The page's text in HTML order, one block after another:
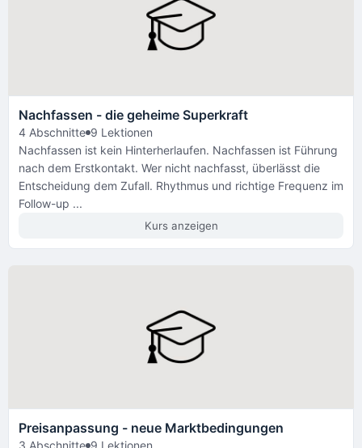
Nachfassen - die geheime Superkraft
4 Abschnitte 9 Lektionen
Nachfassen ist kein Hinterherlaufen. Nachfassen ist Führung
nach dem Erstkontakt. Wer nicht nachfasst, überlässt die
Entscheidung dem Zufall. Rhythmus und richtige Frequenz im
Follow-up ...
Kurs anzeigen
Preisanpassung - neue Marktbedingungen
3 Abschnitte 9 Lektionen